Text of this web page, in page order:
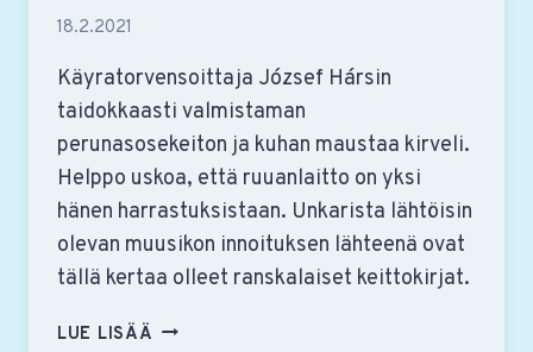
18.2.2021
Käyratorvensoittaja József Hársin
taidokkaasti valmistaman
perunasosekeiton ja kuhan maustaa kirveli.
Helppo uskoa, että ruuanlaitto on yksi
hänen harrastuksistaan. Unkarista lähtöisin
olevan muusikon innoituksen lähteenä ovat
tällä kertaa olleet ranskalaiset keittokirjat.
LUE LISÄÄ RSO:N